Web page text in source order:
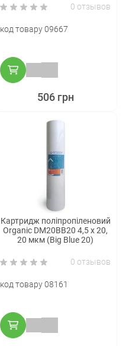
0 отзывов
код товару 09667
506 грн
Картридж поліпропіленовий
Organic DM20ВВ20 4,5 x 20,
20 мкм (Big Blue 20)
0 отзывов
код товару 08161